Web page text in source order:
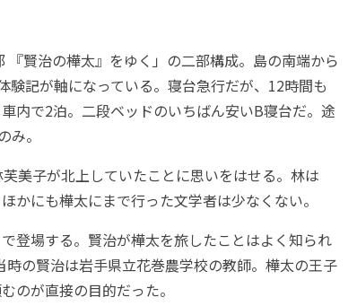
賢治の樺太』をゆく」の二部構成。島の南端から
記が軸になっている。寝台急行だが、12時間も
内で2泊。二段ベッドのいちばん安いB寝台だ。途
。
美子が北上していたことに思いをはせる。林は
かにも樺太にまで行った文学者は少なくない。
登場する。賢治が樺太を旅したことはよく知られ
の賢治は岩手県立花巻農学校の教師。樺太の王子
のが直接の目的だった。